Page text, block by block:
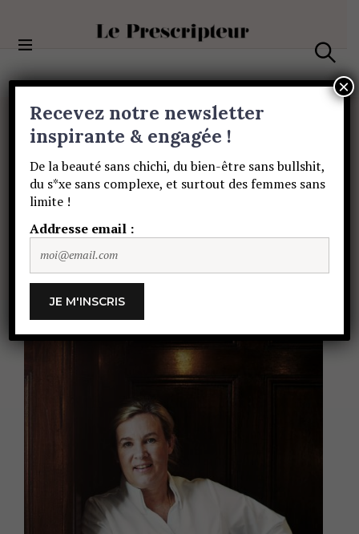
Le Prescripteur
e
a
PORTRAITS
Retouraux
sourcesavec
HélèneDarroze
PAULINE DE SAINT SAUVEUR 20 JUIN 2021
Recevez notre newsletter
inspirante & engagée !
De la beauté sans chichi, du bien-être sans bullshit,
du s*xe sans complexe, et surtout des femmes sans
limite !
Addresse email :
×